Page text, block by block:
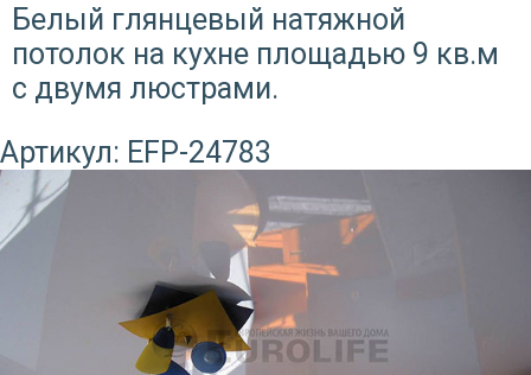
Белый глянцевый натяжной
потолок на кухне площадью 9 кв.м
с двумя люстрами.
Артикул: EFP-24783